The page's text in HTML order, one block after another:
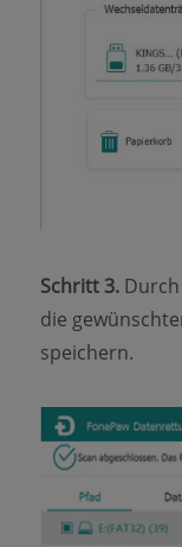
Schritt 3.
die
speichern.